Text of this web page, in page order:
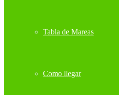
Tabla de Mareas
Como llegar